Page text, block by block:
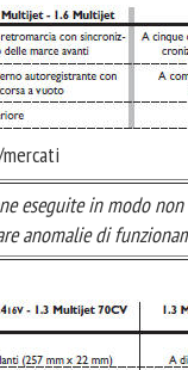
eseguite in modo
anomalie di